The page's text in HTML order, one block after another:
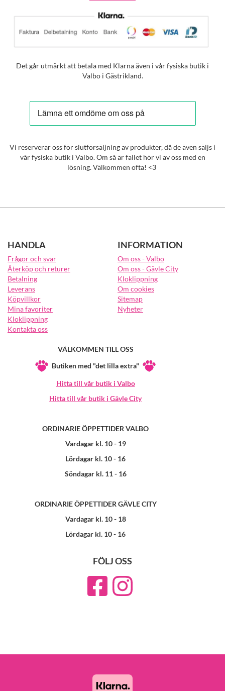
Det går utmärkt att betala med Klarna även i vår fysiska butik i
Valbo i Gästrikland.
Vi reserverar oss för slutförsäljning av produkter, då de även säljs i
vår fysiska butik i Valbo. Om så är fallet hör vi av oss med en
lösning. Välkommen ofta! <3
HANDLA
Frågor och svar
Återköp och returer
Betalning
Leverans
Köpvillkor
Mina favoriter
Kloklippning
Kontakta oss
INFORMATION
Om oss - Valbo
Om oss - Gävle City
Kloklippning
Om cookies
Sitemap
Nyheter
VÄLKOMMEN TILL OSS
Butiken med "det lilla extra"
Hitta till vår butik i Valbo
Hitta till vår butik i Gävle City
ORDINARIE ÖPPETTIDER VALBO
Vardagar kl. 10 - 19
Lördagar kl. 10 - 16
Söndagar kl. 11 - 16
ORDINARIE ÖPPETTIDER GÄVLE CITY
Vardagar kl. 10 - 18
Lördagar kl. 10 - 16
FÖLJ OSS